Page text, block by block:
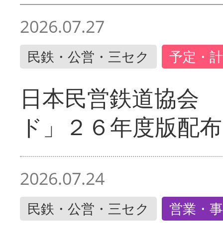
2026.07.27
民鉄・公営・三セク 予定・
日本民営鉄道協会
ド」２６年度版配布
2026.07.24
民鉄・公営・三セク 営業・